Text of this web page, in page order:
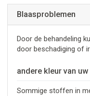
Blaasproblemen
Door de behandeling
door beschadiging of
andere kleur van
Sommige stoffen in